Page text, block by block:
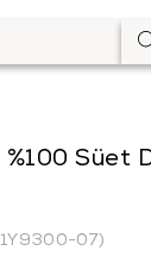
Süet
07)